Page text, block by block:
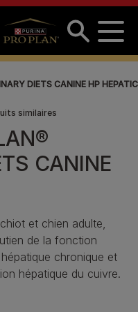
DIETS CANINE HP
similaires
CANINE
et chien adulte,
de la fonction
chronique et
hépatique du cuivre.